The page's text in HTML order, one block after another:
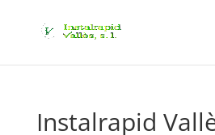
Instalrapid